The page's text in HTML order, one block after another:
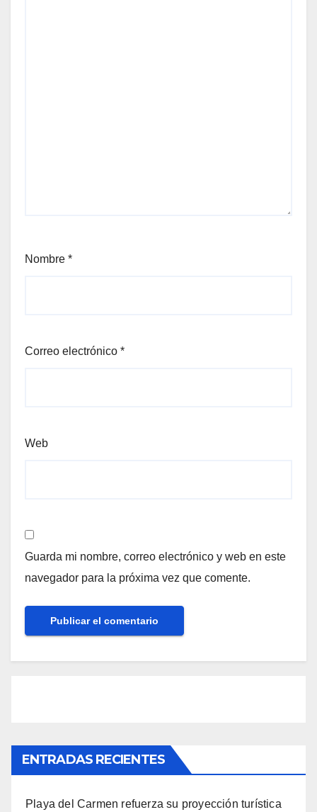
Nombre *
Correo electrónico *
Web
Guarda mi nombre, correo electrónico y web en este
navegador para la próxima vez que comente.
ENTRADAS RECIENTES
Playa del Carmen refuerza su proyección turística